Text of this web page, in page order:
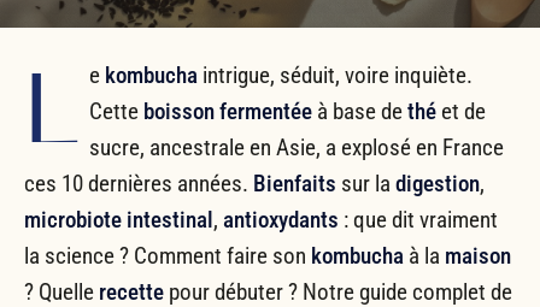
L e kombucha intrigue, séduit, voire inquiète.
Cette boisson fermentée à base dethé et de
sucre, ancestrale en Asie, a explosé en France
ces 10 dernières années. Bienfaits sur la digestion,
microbiote intestinal , antioxydants : que dit vraiment
la science ? Comment faire son kombucha à la maison
? Quelle recette pour débuter ? Notre guide complet de